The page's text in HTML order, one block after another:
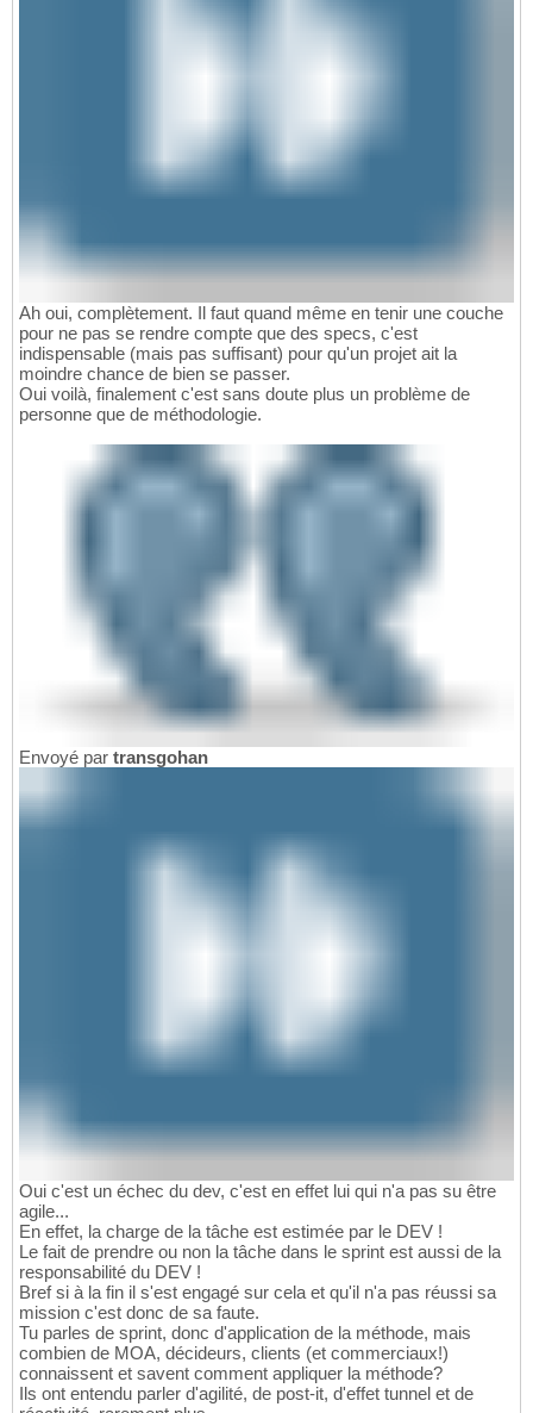
Ah oui, complètement. Il faut quand même en tenir une couche
pour ne pas se rendre compte que des specs, c'est
indispensable (mais pas suffisant) pour qu'un projet ait la
moindre chance de bien se passer.
Oui voilà, finalement c'est sans doute plus un problème de
personne que de méthodologie.
Envoyé par transgohan
Oui c'est un échec du dev, c'est en effet lui qui n'a pas su être
agile...
En effet, la charge de la tâche est estimée par le DEV !
Le fait de prendre ou non la tâche dans le sprint est aussi de la
responsabilité du DEV !
Bref si à la fin il s'est engagé sur cela et qu'il n'a pas réussi sa
mission c'est donc de sa faute.
Tu parles de sprint, donc d'application de la méthode, mais
combien de MOA, décideurs, clients (et commerciaux!)
connaissent et savent comment appliquer la méthode?
Ils ont entendu parler d'agilité, de post-it, d'effet tunnel et de